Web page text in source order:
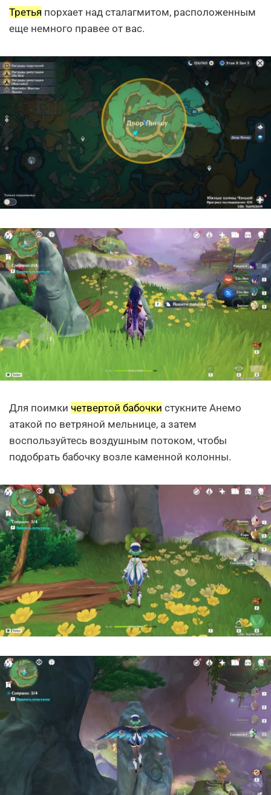
Третья порхает над сталагмитом, расположенным
еще немного правее от вас.
Для поимки четвертой бабочки стукните Анемо
атакой по ветряной мельнице, а затем
воспользуйтесь воздушным потоком, чтобы
подобрать бабочку возле каменной колонны.